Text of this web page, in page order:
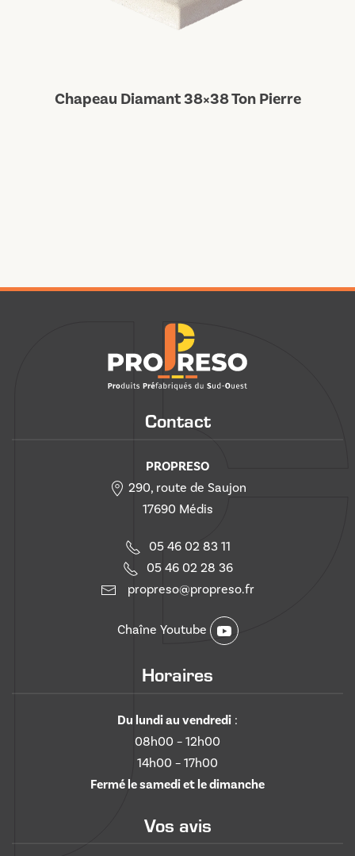
Chapeau Diamant 38×38 Ton Pierre
Contact
PROPRESO
290, route de Saujon
17690 Médis
05 46 02 83 11
05 46 02 28 36
propreso@propreso.fr
Chaîne Youtube
Horaires
Du lundi au vendredi :
08h00 – 12h00
14h00 – 17h00
Fermé le samedi et le dimanche
Vos avis